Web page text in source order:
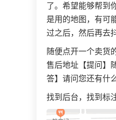
了。希望能够帮到
是用的地图，有可
过之后，然后再去
随便点开一个卖货
售后地址【提问】
答】请问您还有什
找到后台，找到标